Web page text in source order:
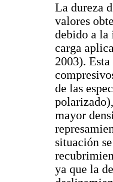
La dureza
valores
debido a la
carga
2003).
de las
mayor
situación
ya que la